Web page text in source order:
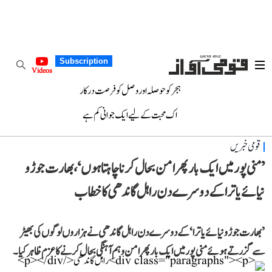
Subscription
Videos
ہجر کو حوصلہ اور وصل کو فرصت درکار
اک محبت کے لیے ایک جوانی کم ہے
قومی خبریں
’منی پور میں ایک بار پھر امن بحال کرنا چاہتا ہوں‘، بھارت جوڑو
نیائے یاترا کے دوسرے دن راہل گاندھی کا خطاب
’بھارت جوڑو نیائے یاترا‘ کے دوسرے دن راہل گاندھی نے ہزاروں لوگوں کی بھیڑ
سے گزرتے ہوئے منی پور میں ایک بار پھر امن و ہم آہنگی بحال کرنے کا عزم ظاہر کیا۔